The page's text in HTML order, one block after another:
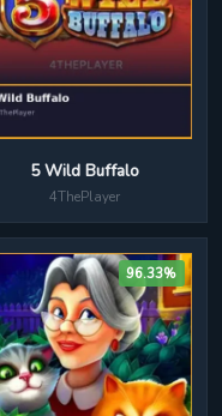
5 Wild Buffalo
4ThePlayer
96.33%